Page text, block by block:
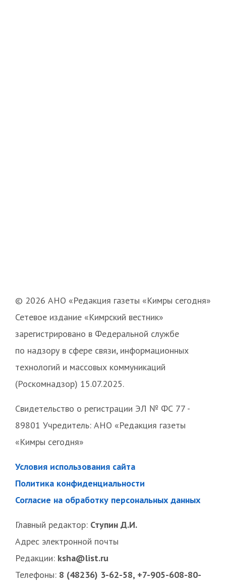
© 2026 АНО «Редакция газеты «Кимры сегодня»
Сетевое издание «Кимрский вестник»
зарегистрировано в Федеральной службе
по надзору в сфере связи, информационных
технологий и массовых коммуникаций
(Роскомнадзор) 15.07.2025.
Свидетельство о регистрации ЭЛ № ФС 77 -
89801 Учредитель: АНО «Редакция газеты
«Кимры сегодня»
Условия использования сайта
Политика конфиденциальности
Согласие на обработку персональных данных
Главный редактор: Ступин Д.И.
Адрес электронной почты
Редакции: ksha@list.ru
Телефоны: 8 (48236) 3-62-58, +7-905-608-80-